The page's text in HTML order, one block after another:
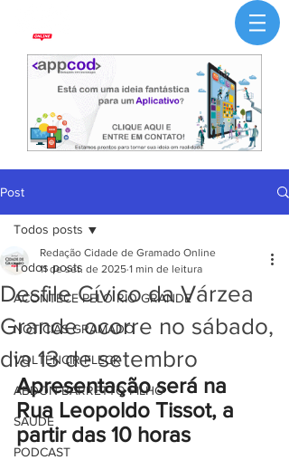
Post
Todos posts
ACONTECE PELO RIO GRANDE
NOTÍCIAS GRAMADO
VOLTENCIR FLECK
ABDON BARRETTO FILHO
SAÚDE
PODCAST
Todos posts
Desfile Cívico da Várzea
Grande ocorre no sábado,
dia 13 de setembro
Redação Cidade de Gramado Online
11 de set. de 2025 1 min de leitura
Apresentação será na
Rua Leopoldo Tissot, a
partir das 10 horas